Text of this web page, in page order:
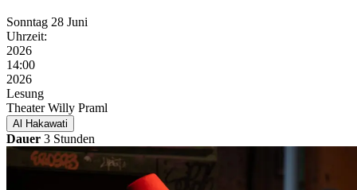
Sonntag 28 Juni
Uhrzeit:
2026
14:00
2026
Lesung
Theater Willy Praml
Al Hakawati
Dauer 3 Stunden